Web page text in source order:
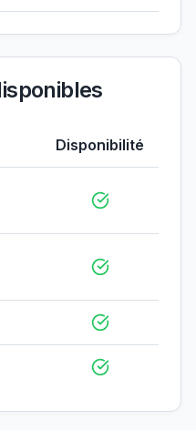
Disponibilité